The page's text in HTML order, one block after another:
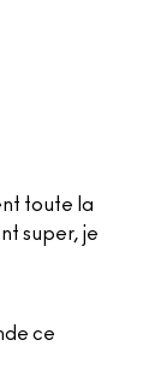
toute la
super, je
ce